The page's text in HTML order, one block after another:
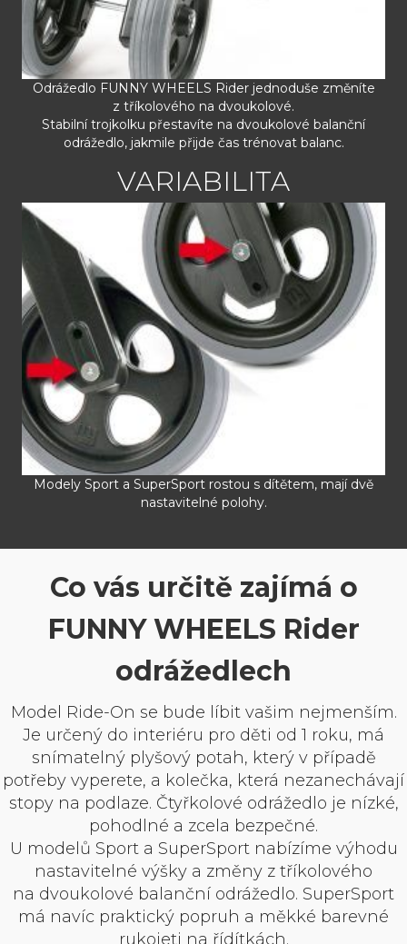
Odrážedlo FUNNY WHEELS Rider jednoduše změníte
z tříkolového na dvoukolové.
Stabilní trojkolku přestavíte na dvoukolové balanční
odrážedlo, jakmile přijde čas trénovat balanc.
VARIABILITA
Modely Sport a SuperSport rostou s dítětem, mají dvě
nastavitelné polohy.
Co vás určitě zajímá o
FUNNY WHEELS Rider
odrážedlech
Model Ride-On se bude líbit vašim nejmenším.
Je určený do interiéru pro děti od 1 roku, má
snímatelný plyšový potah, který v případě
potřeby vyperete, a kolečka, která nezanechávají
stopy na podlaze. Čtyřkolové odrážedlo je nízké,
pohodlné a zcela bezpečné.
U modelů Sport a SuperSport nabízíme výhodu
nastavitelné výšky a změny z tříkolového
na dvoukolové balanční odrážedlo. SuperSport
má navíc praktický popruh a měkké barevné
rukojeti na řídítkách.